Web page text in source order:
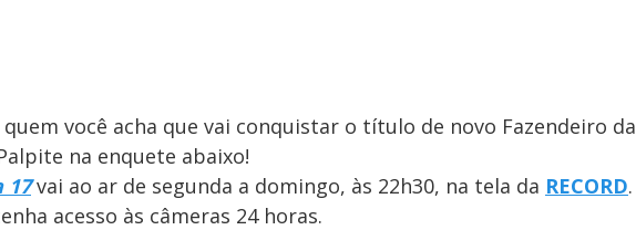
quem você acha que vai conquistar o título de novo Fazendeiro da
na enquete abaixo!
17vai ao ar de segunda a domingo, às 22h30, na tela da RECORD.
acesso às câmeras 24 horas.